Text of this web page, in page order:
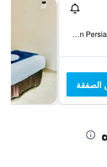
3 And 4 Jalan Persiaran Putra, Kuah, كواه, ماليزيا